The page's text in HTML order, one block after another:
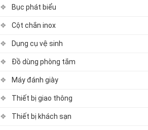
Bục phát biểu
Cột chắn inox
Dụng cụ vệ sinh
Đồ dùng phòng tắm
Máy đánh giày
Thiết bị giao thông
Thiết bị khách sạn